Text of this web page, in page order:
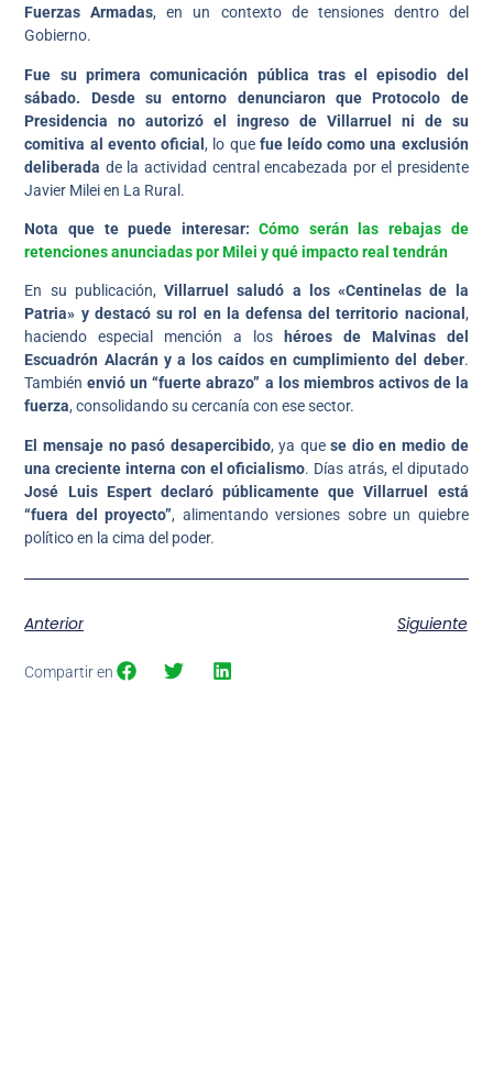
Fuerzas Armadas, en un contexto de tensiones dentro del
Gobierno.
Fue su primera comunicación pública tras el episodio del
sábado.
Desde su entorno denunciaron que Protocolo de
Presidencia no autorizó el ingreso de Villarruel ni de su
comitiva al evento oficial, lo que fue leído como una exclusión
deliberada de la actividad central encabezada por el presidente
Javier Milei en La Rural.
Nota que te puede interesar:Cómo serán las rebajas de
retenciones anunciadas por Milei y qué impacto real tendrán
En su publicación,Villarruel saludó a los «Centinelas de la
Patria» y destacó su rol en la defensa del territorio nacional ,
haciendo especial mención a los
héroes de Malvinas del
Escuadrón Alacrán y a los caídos en cumplimiento del deber.
Tambiénenvió un “fuerte abrazo” a los miembros activos de la
fuerza, consolidando su cercanía con ese sector.
El mensaje no pasó desapercibido, ya quese dio en medio de
una creciente interna con el oficialismo. Días atrás, el diputado
José Luis Espert declaró públicamente que Villarruel está
“fuera del proyecto”, alimentando versiones sobre un quiebre
político en la cima del poder.
Anterior Siguiente
Compartir en